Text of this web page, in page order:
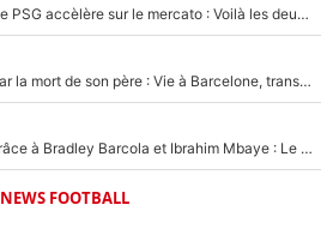
Après Maghnes Akliouche, le PSG accèlère sur le mercato : Voilà les deux nouvelles recrues qui vont signer la semaine prochaine ?
Lionel Messi est endeuillé par la mort de son père : Vie à Barcelone, transfert au PSG... voilà comment Jorge Messi a joué un rôle essentiel dans sa carrière !
Un record bientôt explosé grâce à Bradley Barcola et Ibrahim Mbaye : Le PSG sur le point de réaliser un mercato historique ?
NEWS FOOTBALL